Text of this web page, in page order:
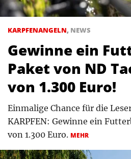
KARPFENANGELN, NEWS
Gewinne ein
Paket von ND
von 1.300 Euro!
Einmalige Chance für die
KARPFEN: Gewinne ein
von 1.300 Euro. MEHR